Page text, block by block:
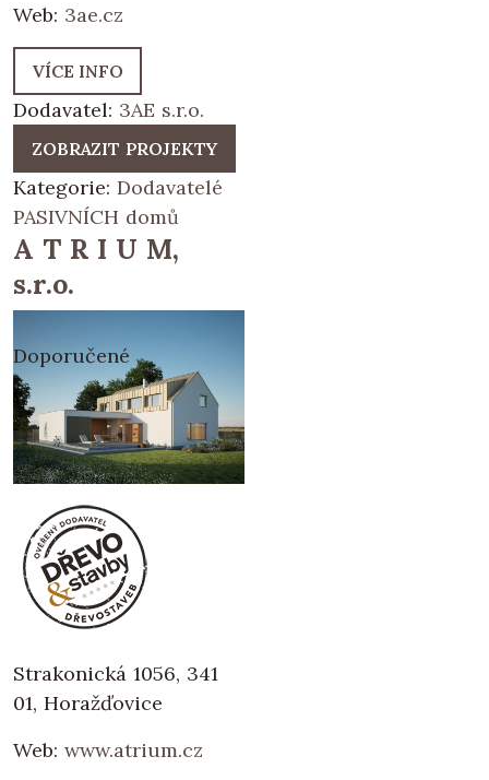
Web: 3ae.cz
VÍCE INFO
Dodavatel: 3AE s.r.o.
ZOBRAZIT PROJEKTY
Kategorie: Dodavatelé
PASIVNÍCH domů
A T R I U M,
s.r.o.
Doporučené
Strakonická 1056, 341
01, Horažďovice
Web: www.atrium.cz